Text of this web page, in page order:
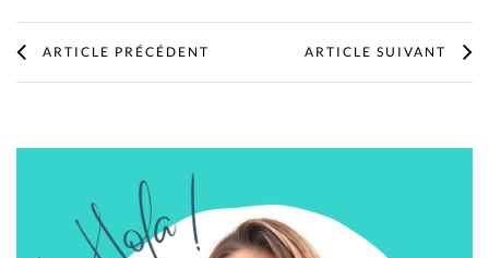
ARTICLE PRÉCÉDENT ARTICLE SUIVANT